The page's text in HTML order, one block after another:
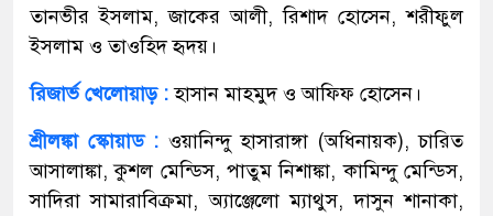
তানভীর ইসলাম, জাকের আলী, রিশাদ হোসেন, শরীফুল
ইসলাম ও তাওহিদ হৃদয়।
রিজার্ভ খেলোয়াড় : হাসান মাহমুদ ও আফিফ হোসেন।
শ্রীলঙ্কা স্কোয়াড : ওয়ানিন্দু হাসারাঙ্গা (অধিনায়ক), চারিত
আসালাঙ্কা, কুশল মেন্ডিস, পাতুম নিশাঙ্কা, কামিন্দু মেন্ডিস,
সাদিরা সামারাবিক্রমা, অ্যাঞ্জেলো ম্যাথুস, দাসুন শানাকা,